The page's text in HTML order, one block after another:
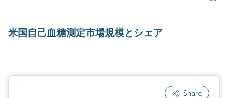
米国自己血糖測定市場規模とシェア
Share